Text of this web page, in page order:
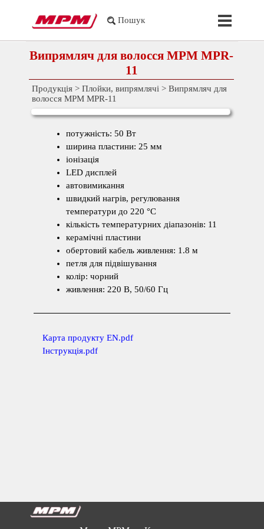
Пошук
Випрямляч для волосся MPM MPR-
11
Продукція >Плойки, випрямлячі >Випрямляч для
волосся MPM MPR-11
потужність: 50 Вт
ширина пластини: 25 мм
іонізація
LED дисплей
автовимикання
швидкий нагрів, регулювання
температури до 220 °С
кількість температурних діапазонів: 11
керамічні пластини
обертовий кабель живлення: 1.8 м
петля для підвішування
колір: чорний
живлення: 220 В, 50/60 Гц
Карта продукту EN.pdf
Інструкція.pdf